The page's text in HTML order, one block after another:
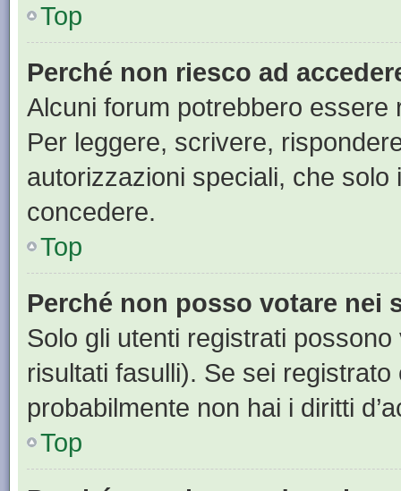
Top
Perché non riesco ad
Alcuni forum potrebbero
Per leggere, scrivere,
autorizzazioni speciali, che solo
concedere.
Top
Perché non posso votare nei
Solo gli utenti registrati
risultati fasulli). Se sei
probabilmente non hai i diritti
Top